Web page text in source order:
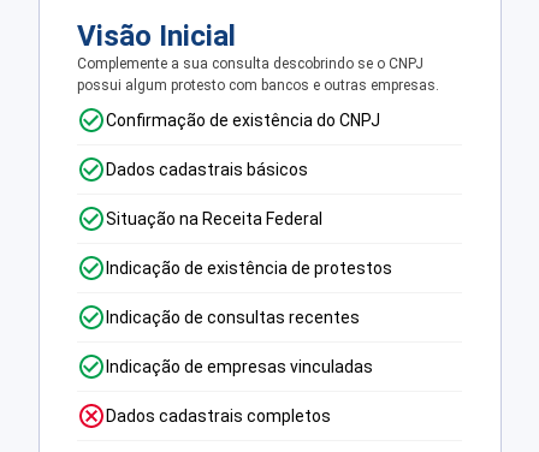
Visão Inicial
Complemente a sua consulta descobrindo se o CNPJ
possui algum protesto com bancos e outras empresas.
Confirmação de existência do CNPJ
Dados cadastrais básicos
Situação na Receita Federal
Indicação de existência de protestos
Indicação de consultas recentes
Indicação de empresas vinculadas
Dados cadastrais completos